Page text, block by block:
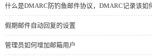
什么是DMARC防钓鱼邮件协议，DMARC记录该如
假期邮件自动回复的设置
管理员如何增加邮箱用户